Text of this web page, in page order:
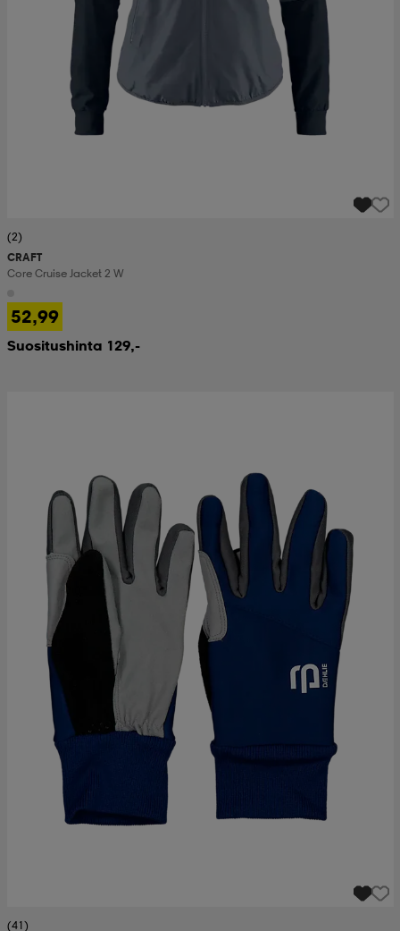
(2)
CRAFT
Core Cruise Jacket 2 W
52,99
Suositushinta 129,-
(41)